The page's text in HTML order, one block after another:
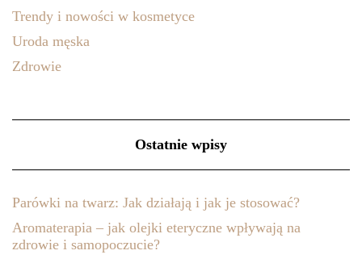
Trendy i nowości w kosmetyce
Uroda męska
Zdrowie
Ostatnie wpisy
Parówki na twarz: Jak działają i jak je stosować?
Aromaterapia – jak olejki eteryczne wpływają na
zdrowie i samopoczucie?